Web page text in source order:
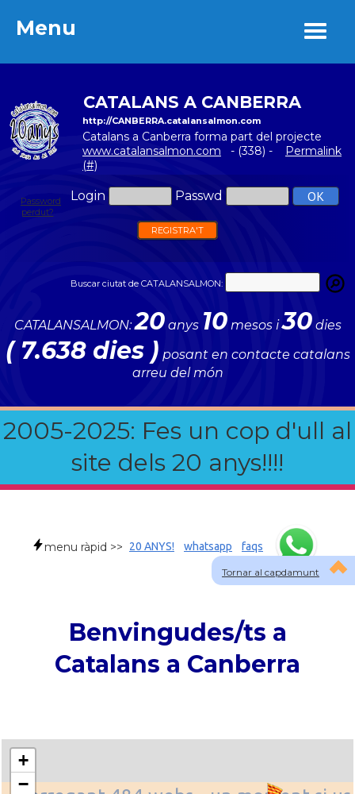
Menu
CATALANS A CANBERRA
http://CANBERRA.catalansalmon.com
Catalans a Canberra forma part del projecte
www.catalansalmon.com - (338) - Permalink
(#)
Login Passwd
Password
perdut?
REGISTRA'T
Buscar ciutat de CATALANSALMON:
CATALANSALMON:20anys 10mesos i30dies
( 7.638 dies ) posant en contacte catalans
arreu del món
2005-2025: Fes un cop d'ull al
site dels 20 anys!!!!
Menu
Tornar al capdamunt
menu ràpid >> 20 ANYS! whatsapp faqs
Benvingudes/ts a
Catalans a Canberra
+
−